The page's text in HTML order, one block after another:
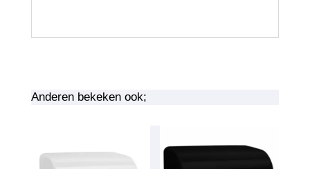
Anderen bekeken ook;